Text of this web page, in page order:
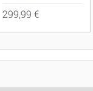
299,99 €